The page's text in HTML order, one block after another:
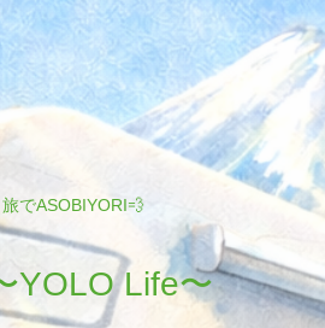
旅でASOBIYORI💨
YOLO Life〜